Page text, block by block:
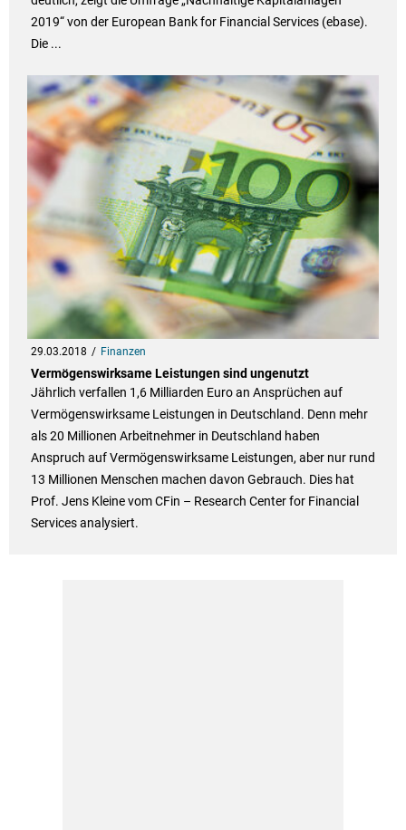
2019“ von der European Bank for Financial Services (ebase).
Die ...
29.03.2018 Finanzen
Vermögenswirksame Leistungen sind ungenutzt
Jährlich verfallen 1,6 Milliarden Euro an Ansprüchen auf
Vermögenswirksame Leistungen in Deutschland. Denn mehr
als 20 Millionen Arbeitnehmer in Deutschland haben
Anspruch auf Vermögenswirksame Leistungen, aber nur rund
13 Millionen Menschen machen davon Gebrauch. Dies hat
Prof. Jens Kleine vom CFin – Research Center for Financial
Services analysiert.